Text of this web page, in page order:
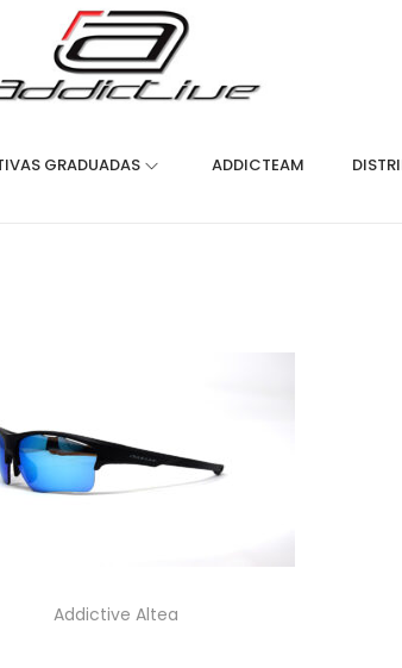
GRADUADAS ADDICTEAM
Addictive Altea